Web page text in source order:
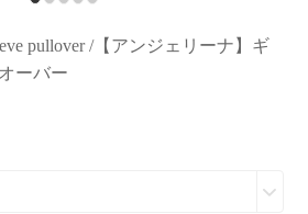
pullover /【アンジェリーナ】ギ
ーバー